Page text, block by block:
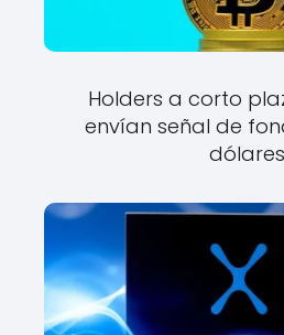
Holders a corto
envían señal de
dólares